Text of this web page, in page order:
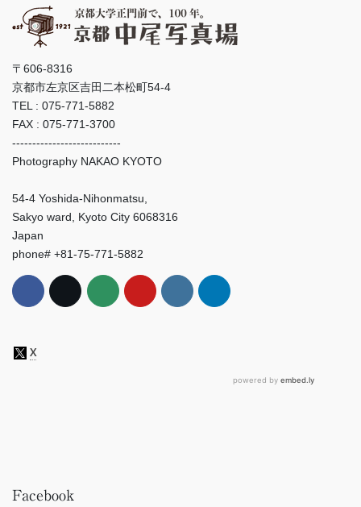
〒606-8316
京都市左京区吉田二本松町54-4
TEL : 075-771-5882
FAX : 075-771-3700
---------------------------
Photography NAKAO KYOTO
54-4 Yoshida-Nihonmatsu,
Sakyo ward, Kyoto City 6068316
Japan
phone# +81-75-771-5882
Facebook